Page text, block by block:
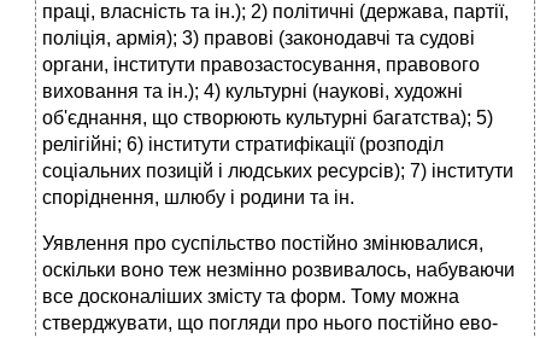
праці, власність та ін.); 2) політичні (держава, партії,
поліція, армія); 3) правові (законодавчі та судові
органи, інститути право­застосування, правового
виховання та ін.); 4) культурні (наукові, художні
об'єднання, що створюють культурні багатства); 5)
релігійні; 6) інститути стратифікації (розподіл
соціальних позицій і людських ресурсів); 7) інс­титути
споріднення, шлюбу і родини та ін.
Уявлення про суспільство постійно змінювалися,
оскільки воно теж незмінно розвивалось, набуваючи
все досконаліших змісту та форм. Тому можна
стверджувати, що погляди про нього постійно ево­